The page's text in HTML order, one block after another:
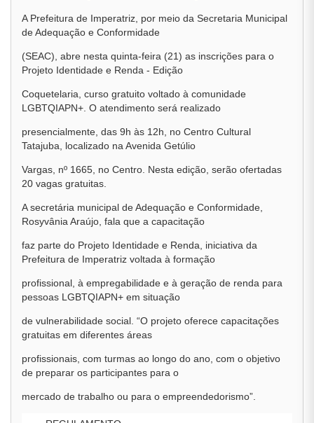
A Prefeitura de Imperatriz, por meio da Secretaria Municipal
de Adequação e Conformidade
(SEAC), abre nesta quinta-feira (21) as inscrições para o
Projeto Identidade e Renda - Edição
Coquetelaria, curso gratuito voltado à comunidade
LGBTQIAPN+. O atendimento será realizado
presencialmente, das 9h às 12h, no Centro Cultural
Tatajuba, localizado na Avenida Getúlio
Vargas, nº 1665, no Centro. Nesta edição, serão ofertadas
20 vagas gratuitas.
A secretária municipal de Adequação e Conformidade,
Rosyvânia Araújo, fala que a capacitação
faz parte do Projeto Identidade e Renda, iniciativa da
Prefeitura de Imperatriz voltada à formação
profissional, à empregabilidade e à geração de renda para
pessoas LGBTQIAPN+ em situação
de vulnerabilidade social. “O projeto oferece capacitações
gratuitas em diferentes áreas
profissionais, com turmas ao longo do ano, com o objetivo
de preparar os participantes para o
mercado de trabalho ou para o empreendedorismo”.